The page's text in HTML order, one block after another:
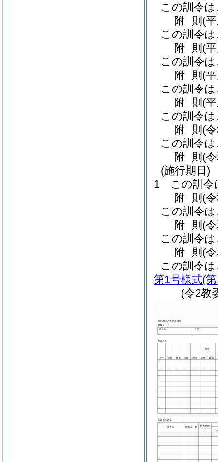
この訓令
附 則 (
この訓令
附 則 (
この訓令
附 則 (
この訓令
附 則 (
この訓令
附 則 (
この訓令
附 則 (
(施行期日)
1
この訓令
附 則 (
この訓令
附 則 (
この訓令
附 則 (
この訓令
第1号様式(
(令2教